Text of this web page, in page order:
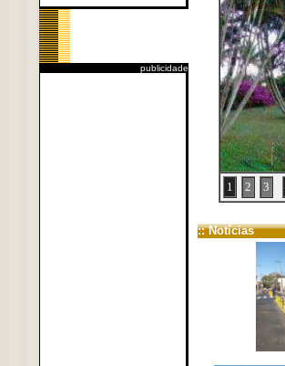
publicidade
1 2 3
:: Notícias